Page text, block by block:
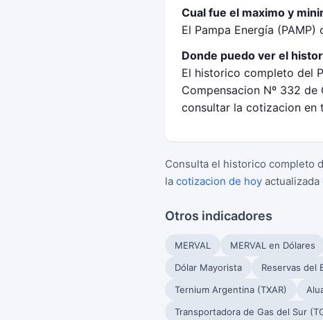
Cual fue el maximo y
El Pampa Energía
Donde puedo ver el
El historico completo del
Compensacion Nº 332
consultar la cotizacion en
Consulta el historico completo
la cotizacion de hoy
Otros indicadores
MERVAL MERVAL en Dólares
Dólar Mayorista
Reservas del
Ternium Argentina (TXAR)
Transportadora de Gas del Sur